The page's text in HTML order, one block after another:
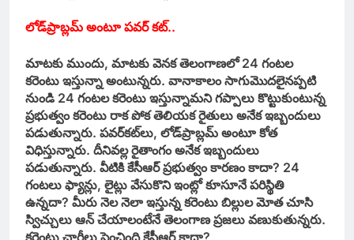
లోడ్‌ప్రాబ్లమ్‌ అంటూ పవర్ కట్..
మాటకు ముందు, మాటకు వెనక తెలంగాణలో 24 గంటల
కరెంటు ఇస్తున్నా అంటున్నరు. వానాకాలం సాగుమొదలైనప్పటి
నుండి 24 గంటల కరెంటు ఇస్తున్నామని గప్పాలు కొట్టుకుంటున్న
ప్రభుత్వం కరెంటు రాక పోక తెలియక రైతులు అనేక ఇబ్బందులు
పడుతున్నారు. పవర్‌కట్‌లు, లోడ్‌ప్రాబ్లమ్‌ అంటూ కోత
విధిస్తున్నారు. దీనివల్ల రైతాంగం అనేక ఇబ్బందులు
పడుతున్నారు. వీటికి కేసీఆర్‌ ప్రభుత్వం కారణం కాదా? 24
గంటలు ఫ్యాన్లు, లైట్లు వేసుకొని ఇంట్లో కూసూనే పరిస్థితి
ఉన్నదా? మీరు నెల నెలా ఇస్తున్న కరెంటు బిల్లుల మోత చూసి
స్విచ్చులు ఆన్‌ చేయాలంటేనే తెలంగాణ ప్రజలు వణుకుతున్నరు.